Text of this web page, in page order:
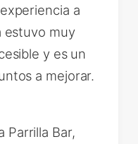
a
estuvo muy
y es un
a mejorar.
Parrilla Bar,